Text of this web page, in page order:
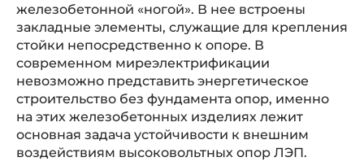
железобетонной «ногой». В нее встроены
закладные элементы, служащие для крепления
стойки непосредственно к опоре. В
современном миреэлектрификации
невозможно представить энергетическое
строительство без фундамента опор, именно
на этих железобетонных изделиях лежит
основная задача устойчивости к внешним
воздействиям высоковольтных опор ЛЭП.